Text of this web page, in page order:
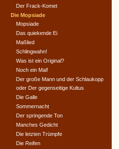
Der Frack-Komet
Die Mopsiade
Mopsiade
Das quiekende Ei
Maßlied
Schlingwahn!
Was ist ein Original?
Noch ein Mal!
Der große Mann und der Schlaukopp
oder Der gegenseitige Kultus
Die Galle
Sommernacht
Der springende Ton
Manches Gedicht
Die letzten Trümpfe
Die Reifen